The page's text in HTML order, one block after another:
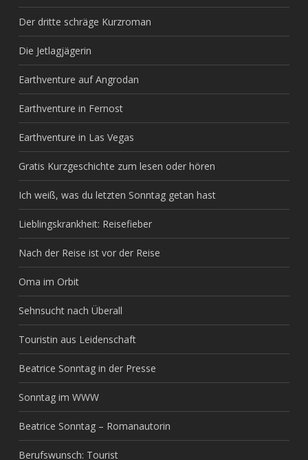
Der dritte schräge Kurzroman
Die Jetlagjägerin
Earthventure auf Angrodan
Earthventure in Fernost
Earthventure in Las Vegas
Gratis Kurzgeschichte zum lesen oder hören
Ich weiß, was du letzten Sonntag getan hast
Lieblingskrankheit: Reisefieber
Nach der Reise ist vor der Reise
Oma im Orbit
Sehnsucht nach Überall
Touristin aus Leidenschaft
Beatrice Sonntag in der Presse
Sonntag im WWW
Beatrice Sonntag – Romanautorin
Berufswunsch: Tourist